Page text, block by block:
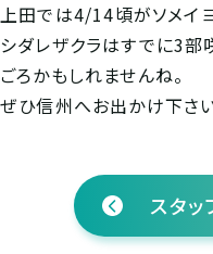
上田では4/14頃がソメイ
シダレザクラはすでに3部
ごろかもしれませんね。
ぜひ信州へお出かけ下さい
スタ